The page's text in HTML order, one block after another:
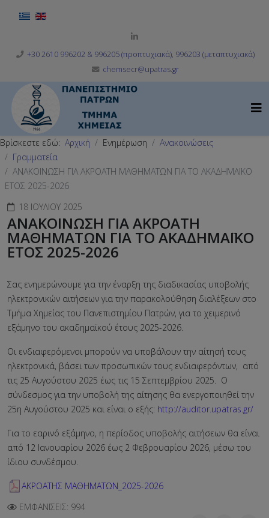
Επιλέξτε τη γλώσσα σας
+30 2610 996202 & 996205 (προπτυχιακά), 996203 (μεταπτυχιακά)
chemsecr@upatras.gr
Βρίσκεστε εδώ: Αρχική Ενημέρωση
Ανακοινώσεις
Γραμματεία
ΑΝΑΚΟΙΝΩΣΗ ΓΙΑ ΑΚΡΟΑΤΗ ΜΑΘΗΜΑΤΩΝ ΓΙΑ ΤΟ ΑΚΑΔΗΜΑΪΚΟ
ΕΤΟΣ 2025-2026
18 ΙΟΥΛΊΟΥ 2025
ΑΝΑΚΟΙΝΩΣΗ ΓΙΑ ΑΚΡΟΑΤΗ
ΜΑΘΗΜΑΤΩΝ ΓΙΑ ΤΟ ΑΚΑΔΗΜΑΪΚΟ
ΕΤΟΣ 2025-2026
Σας ενημερώνουμε για την έναρξη της διαδικασίας υποβολής
ηλεκτρονικών αιτήσεων για την παρακολούθηση διαλέξεων στο
Τμήμα Χημείας του Πανεπιστημίου Πατρών, για το χειμερινό
εξάμηνο του ακαδημαϊκού έτους 2025-2026.
Οι ενδιαφερόμενοι μπορούν να υποβάλουν την αίτησή τους
ηλεκτρονικά, βάσει των προσωπικών τους ενδιαφερόντων, από
τις 25 Αυγούστου 2025 έως τις 15 Σεπτεμβρίου 2025. Ο
σύνδεσμος για την υποβολή της αίτησης θα ενεργοποιηθεί την
25η Αυγούστου 2025 και είναι ο εξής: http://auditor.upatras.gr/
Για το εαρινό εξάμηνο, η περίοδος υποβολής αιτήσεων θα είναι
από 12 Ιανουαρίου 2026 έως 2 Φεβρουαρίου 2026, μέσω του
ίδιου συνδέσμου.
ΑΚΡΟΑΤΗΣ ΜΑΘΗΜΑΤΩΝ_2025-2026
ΕΜΦΑΝΊΣΕΙΣ: 994